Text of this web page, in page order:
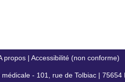
propos| Accessibilité (non conforme)
- 101, rue de Tolbiac | 75654